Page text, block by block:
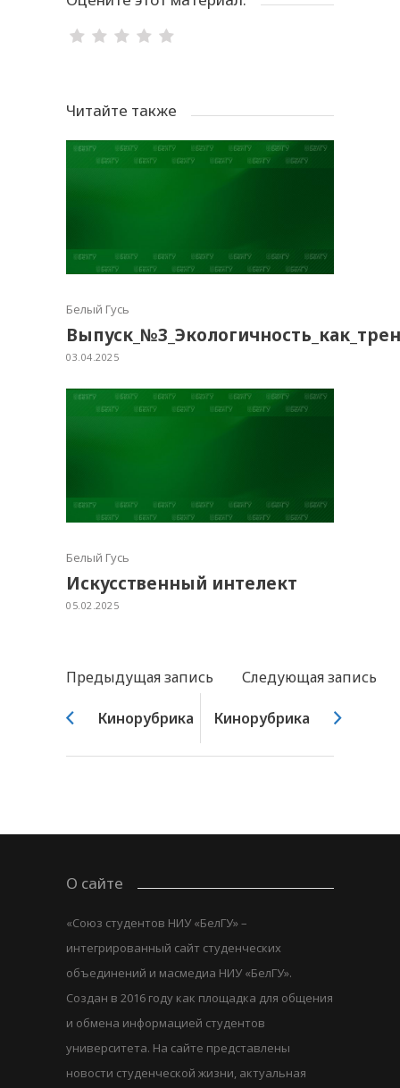
Читайте также
Белый Гусь
03.04.2025
Белый Гусь
Искусственный интелект
05.02.2025
Предыдущая запись Следующая запись
Кинорубрика Кинорубрика
О сайте
«Союз студентов НИУ «БелГУ» –
интегрированный сайт студенческих
объединений и масмедиа НИУ «БелГУ».
Создан в 2016 году как площадка для общения
и обмена информацией студентов
университета. На сайте представлены
новости студенческой жизни, актуальная